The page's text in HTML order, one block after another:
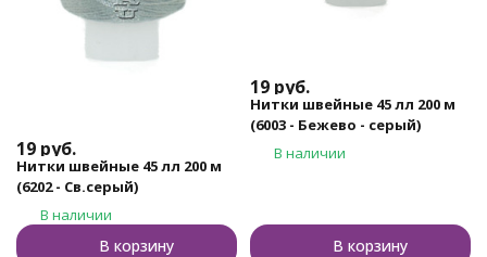
19 руб.
Нитки швейные 45 лл 200 м
(6202 - Св.серый)
В наличии
В корзину
19 руб.
Нитки швейные 45 лл 200 м
(6003 - Бежево - серый)
В наличии
В корзину